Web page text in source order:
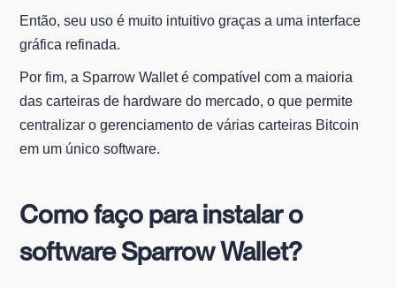
Então, seu uso é muito intuitivo graças a uma interface
gráfica refinada.
Por fim, a Sparrow Wallet é compatível com a maioria
das carteiras de hardware do mercado, o que permite
centralizar o gerenciamento de várias carteiras Bitcoin
em um único software.
Como faço para instalar o
software Sparrow Wallet?